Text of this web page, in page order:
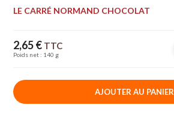
LE CARRÉ NORMAND CHOCOLAT
Prix
2,65 € TTC
Poids net : 140 g
AJOUTER AU PANIER